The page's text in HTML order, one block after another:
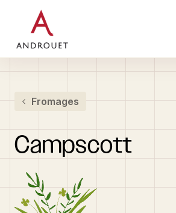
Rechercher un mot clé
Fromages
Campscott